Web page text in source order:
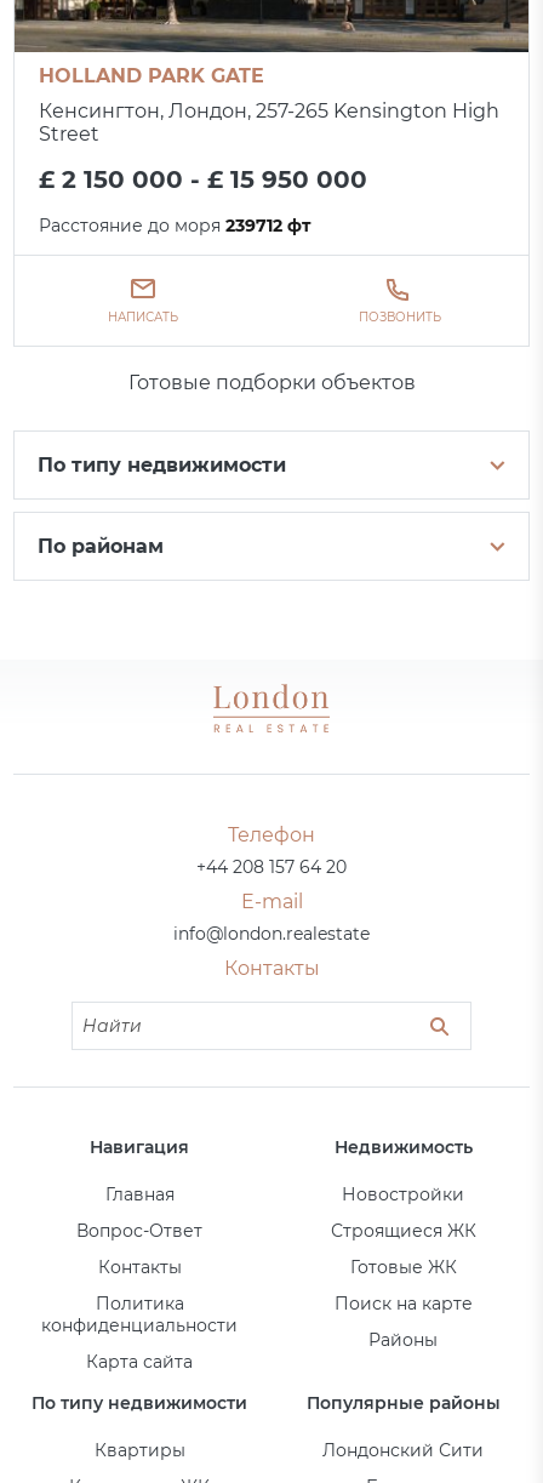
HOLLAND PARK GATE
Кенсингтон, Лондон, 257-265 Kensington High
Street
£ 2 150 000 - £ 15 950 000
Расстояние до моря239712 фт
НАПИСАТЬ ПОЗВОНИТЬ
Готовые подборки объектов
По типу недвижимости
По районам
Телефон
+44 208 157 64 20
E-mail
info@london.realestate
Контакты
Навигация
Главная
Вопрос-Ответ
Контакты
Политика
конфиденциальности
Карта сайта
Недвижимость
Новостройки
Строящиеся ЖК
Готовые ЖК
Поиск на карте
Районы
По типу недвижимости
Квартиры
Популярные районы
Лондонский Сити